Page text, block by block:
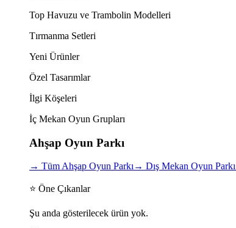
Top Havuzu ve Trambolin Modelleri
Tırmanma Setleri
Yeni Ürünler
Özel Tasarımlar
İlgi Köşeleri
İç Mekan Oyun Grupları
Ahşap Oyun Parkı
→ Tüm Ahşap Oyun Parkı→ Dış Mekan Oyun Parkı
⭐ Öne Çıkanlar
Şu anda gösterilecek ürün yok.